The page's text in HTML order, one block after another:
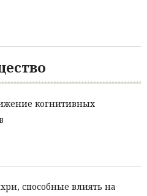
когнитивных
способные влиять на